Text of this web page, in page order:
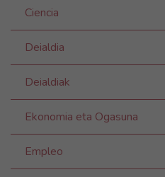
Ciencia
Deialdia
Deialdiak
Ekonomia eta Ogasuna
Empleo